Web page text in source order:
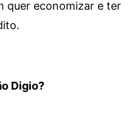
quer economizar e ter
Digio?